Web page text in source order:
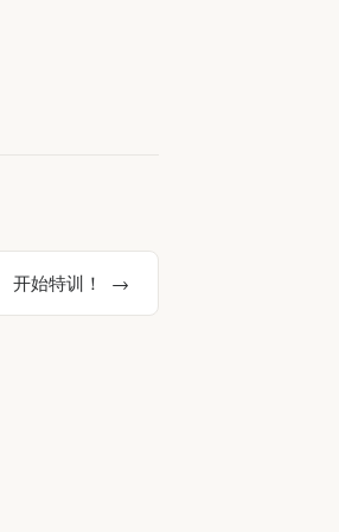
开始特训！